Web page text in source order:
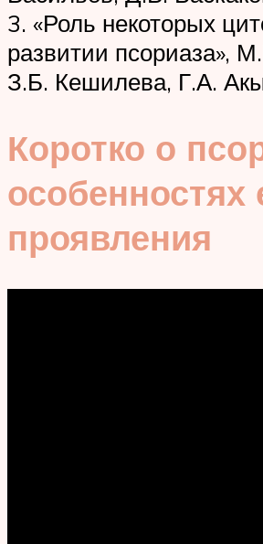
3. «Роль некоторых
развитии псориаза»,
З.Б. Кешилева, Г.А.
Коротко о
особенностях
проявления